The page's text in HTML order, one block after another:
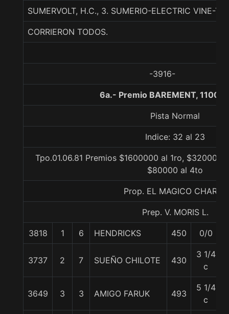
SUMERVOLT, H.C., 3. SUMERIO-ELECTRIC VINE-
CORRIERON TODOS.
-3916-
6a.- Premio BAREMENT, 1100
Pista Normal
Indice: 32 al 23
Tpo.01.06.81 Premios $1600000 al 1ro, $320000
$80000 al 4to
Prop. EL MAGICO CHARLY
Prep. V. MORIS L.
3818 1 6 HENDRICKS 450 0/0
3737 2 7 SUEÑO CHILOTE 430
3 1/4
c
3649 3 3 AMIGO FARUK 493
5 1/4
c